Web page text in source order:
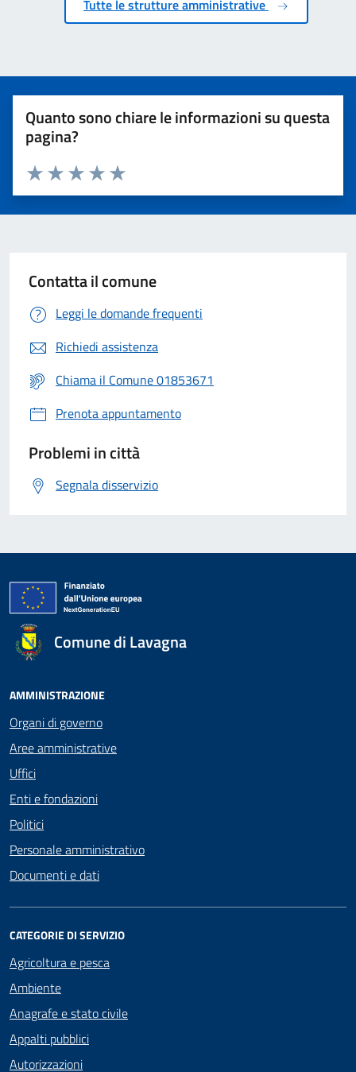
Tutte le strutture amministrative
Quanto sono chiare le informazioni su questa
pagina?
Valuta 5 stelle su 5
Valuta 4 stelle su 5
Valuta 3 stelle su 5
Valuta 2 stelle su 5
Valuta 1 stelle su 5
Contatta il comune
Leggi le domande frequenti
Richiedi assistenza
Chiama il Comune 01853671
Prenota appuntamento
Problemi in città
Segnala disservizio
Comune di Lavagna
AMMINISTRAZIONE
Organi di governo
Aree amministrative
Uffici
Enti e fondazioni
Politici
Personale amministrativo
Documenti e dati
CATEGORIE DI SERVIZIO
Agricoltura e pesca
Ambiente
Anagrafe e stato civile
Appalti pubblici
Autorizzazioni